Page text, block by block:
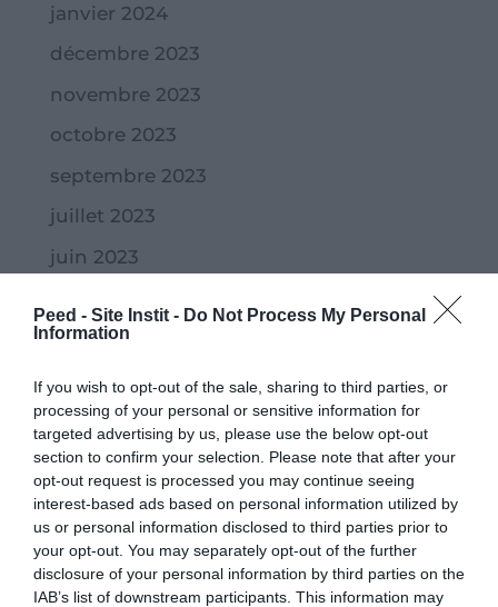
Peed - Site Instit - Do Not Process My Personal
Information
If you wish to opt-out of the sale, sharing to third parties, or
processing of your personal or sensitive information for
targeted advertising by us, please use the below opt-out
section to confirm your selection. Please note that after your
opt-out request is processed you may continue seeing
interest-based ads based on personal information utilized by
us or personal information disclosed to third parties prior to
your opt-out. You may separately opt-out of the further
disclosure of your personal information by third parties on the
IAB’s list of downstream participants. This information may
janvier 2024
décembre 2023
novembre 2023
octobre 2023
septembre 2023
juillet 2023
juin 2023
avril 2023
mars 2023
février 2023
janvier 2023
décembre 2022
novembre 2022
octobre 2022